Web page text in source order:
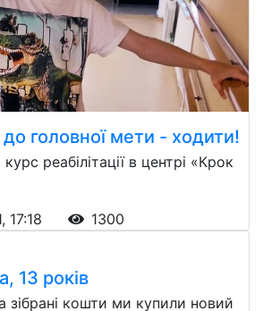
головної мети - ходити!
реабілітації в центрі «Крок
17:18
1300
13 років
зібрані кошти ми купили новий